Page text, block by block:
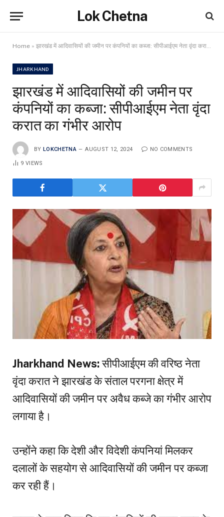
Lok Chetna
Home » झारखंड में आदिवासियों की जमीन पर कंपनियों का कब्जा: सीपीआईएम नेता वृंदा करात का गंभीर आरोप
JHARKHAND
झारखंड में आदिवासियों की जमीन पर
कंपनियों का कब्जा: सीपीआईएम नेता वृंदा
करात का गंभीर आरोप
BY LOKCHETNA AUGUST 12, 2024 NO COMMENTS
9VIEWS
Jharkhand News:सीपीआईएम की वरिष्ठ नेता
वृंदा करात ने झारखंड के संताल परगना क्षेत्र में
आदिवासियों की जमीन पर अवैध कब्जे का गंभीर आरोप
लगाया है।
उन्होंने कहा कि देशी और विदेशी कंपनियां मिलकर
दलालों के सहयोग से आदिवासियों की जमीन पर कब्जा
कर रही हैं।